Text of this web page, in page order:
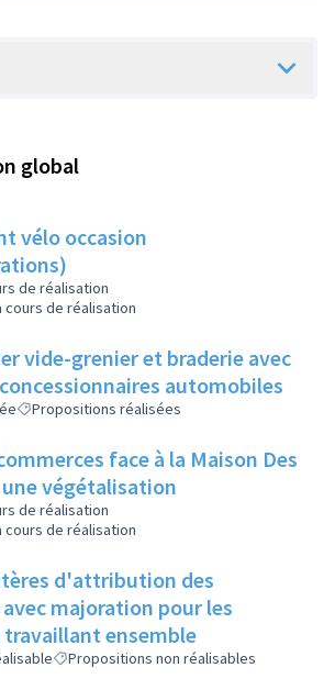
global
vélo occasion
de réalisation
de réalisation
vide-grenier et braderie avec
automobiles
Propositions réalisées
face à la Maison Des
végétalisation
de réalisation
de réalisation
d'attribution des
majoration pour les
ensemble
Propositions non réalisables